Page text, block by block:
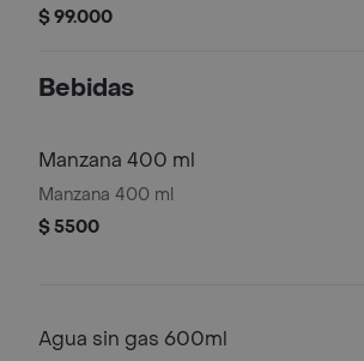
pan pita.
$ 99.000
Bebidas
Manzana 400 ml
Manzana 400 ml
$ 5500
Agua sin gas 600ml